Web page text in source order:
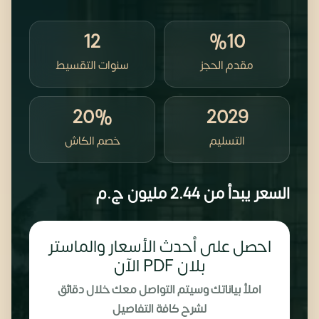
%10
مقدم الحجز
12
سنوات التقسيط
2029
التسليم
20%
خصم الكاش
السعر يبدأ من2.44 مليون ج.م
احصل على أحدث الأسعار والماستر
بلان PDF الآن
املأ بياناتك وسيتم التواصل معك خلال دقائق
لشرح كافة التفاصيل